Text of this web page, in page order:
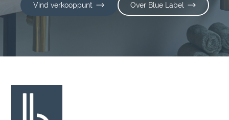
Vind verkooppunt Over Blue Label